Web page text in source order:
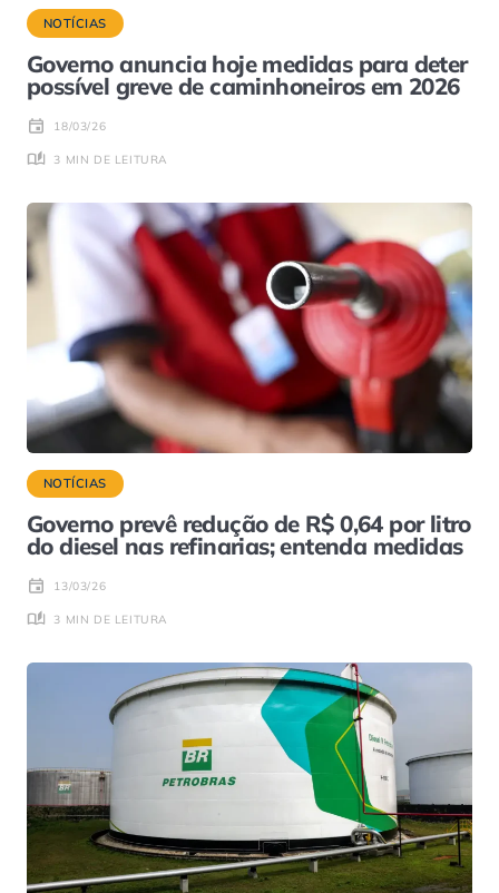
NOTÍCIAS
Governo anuncia hoje medidas para deter
possível greve de caminhoneiros em 2026
18/03/26
3 MIN DE LEITURA
NOTÍCIAS
Governo prevê redução de R$ 0,64 por litro
do diesel nas refinarias; entenda medidas
13/03/26
3 MIN DE LEITURA